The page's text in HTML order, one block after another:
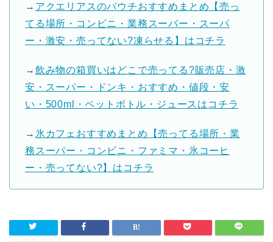
→ アクエリアスのパウチおすすめまとめ【売っ
てる場所・コンビニ・業務スーパー・スーパ
ー・激安・売ってない?凍らせる】はコチラ
→ 飲み物の箱買いはどこで売ってる?販売店・激
安・スーパー・ドンキ・おすすめ・値段・安
い・500ml・ペットボトル・ジュースはコチラ
→ 氷カフェおすすめまとめ【売ってる場所・業
務スーパー・コンビニ・ファミマ・氷コーヒ
ー・売ってない?】はコチラ